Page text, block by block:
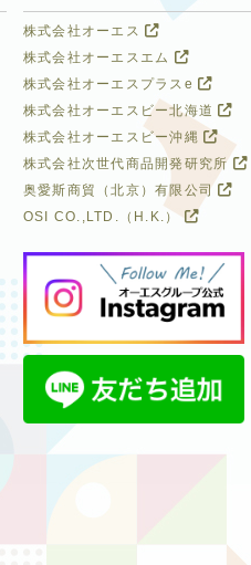
株式会社オーエス
株式会社オーエスエム
株式会社オーエスプラスe
株式会社オーエスビー北海道
株式会社オーエスビー沖縄
株式会社次世代商品開発研究所
奥愛斯商貿（北京）有限公司
OSI CO.,LTD.（H.K.）